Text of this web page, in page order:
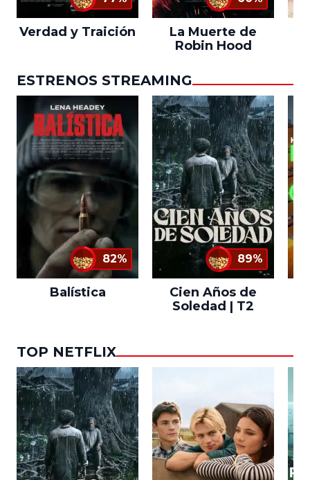
Verdad y Traición
La Muerte de
Robin Hood
ESTRENOS STREAMING
82%
Balística
89%
Cien Años de
Soledad | T2
TOP NETFLIX